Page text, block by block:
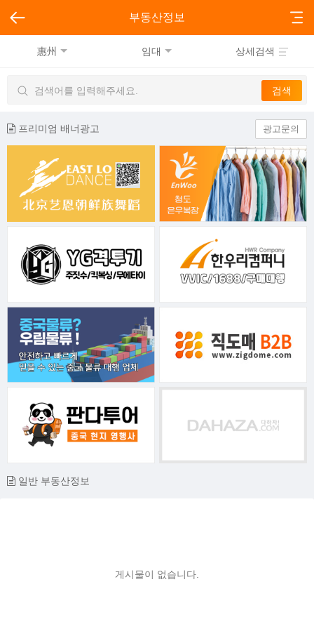
부동산정보
惠州 임대 상세검색
프리미엄 배너광고 광고문의
일반 부동산정보
게시물이 없습니다.